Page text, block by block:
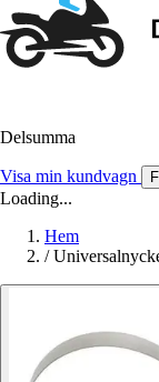
Delsumma
Visa min kundvagn
Loading...
Hem
/